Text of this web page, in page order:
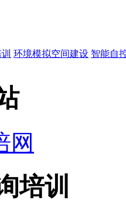
环境模拟空间建设 智能自
网
培训